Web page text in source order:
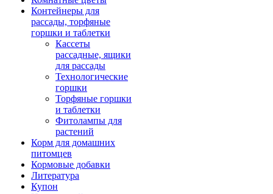
Контейнеры для
рассады, торфяные
горшки и таблетки
Кассеты
рассадные, ящики
для рассады
Технологические
горшки
Торфяные горшки
и таблетки
Фитолампы для
растений
Корм для домашних
питомцев
Кормовые добавки
Литература
Купон